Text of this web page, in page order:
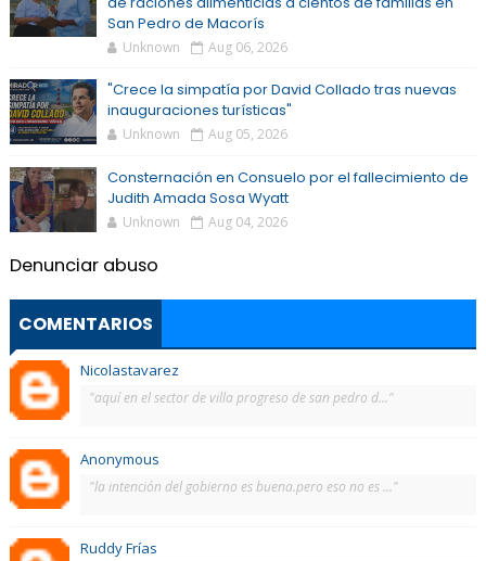
San Pedro de Macorís
Unknown Aug 06, 2026
"Crece la simpatía por David Collado tras nuevas
inauguraciones turísticas"
Unknown Aug 05, 2026
Consternación en Consuelo por el fallecimiento de
Judith Amada Sosa Wyatt
Unknown Aug 04, 2026
Denunciar abuso
COMENTARIOS
Nicolastavarez
"aquí en el sector de villa progreso de san pedro d..."
Anonymous
"la intención del gobierno es buena.pero eso no es ..."
Ruddy Frías